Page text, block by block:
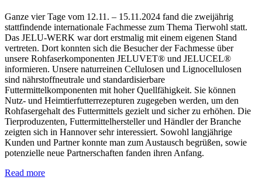
Ganze vier Tage vom 12.11. – 15.11.2024 fand die zweijährig
stattfindende internationale Fachmesse zum Thema Tierwohl statt.
Das JELU-WERK war dort erstmalig mit einem eigenen Stand
vertreten. Dort konnten sich die Besucher der Fachmesse über
unsere Rohfaserkomponenten JELUVET® und JELUCEL®
informieren. Unsere naturreinen Cellulosen und Lignocellulosen
sind nährstoffneutrale und standardisierbare
Futtermittelkomponenten mit hoher Quellfähigkeit. Sie können
Nutz- und Heimtierfutterrezepturen zugegeben werden, um den
Rohfasergehalt des Futtermittels gezielt und sicher zu erhöhen. Die
Tierproduzenten, Futtermittelhersteller und Händler der Branche
zeigten sich in Hannover sehr interessiert. Sowohl langjährige
Kunden und Partner konnte man zum Austausch begrüßen, sowie
potenzielle neue Partnerschaften fanden ihren Anfang.
Read more